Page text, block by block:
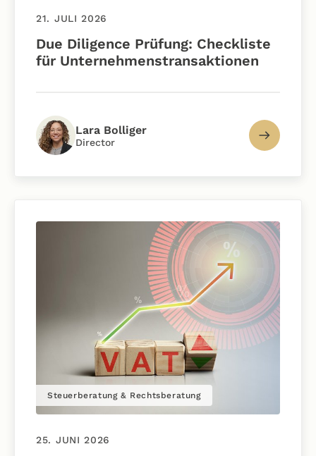
21. JULI 2026
Due Diligence Prüfung: Checkliste
für Unternehmenstransaktionen
Lara Bolliger
Director
Steuerberatung & Rechtsberatung
25. JUNI 2026